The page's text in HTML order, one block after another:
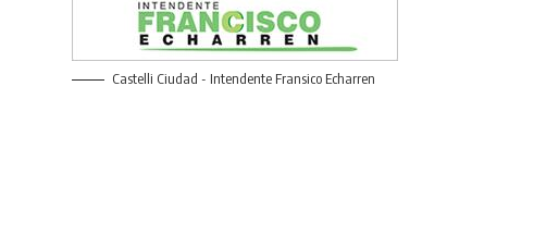
Castelli Ciudad - Intendente Fransico Echarren